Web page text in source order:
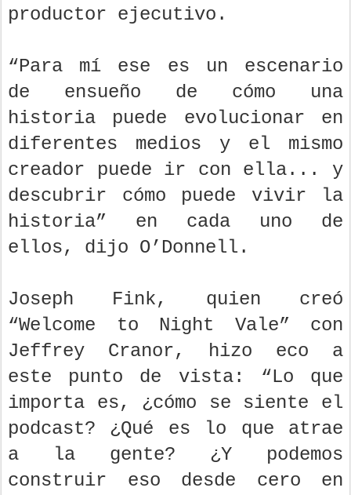
productor ejecutivo.
“Para mí ese es un escenario
de ensueño de cómo una
historia puede evolucionar en
diferentes medios y el mismo
creador puede ir con ella... y
descubrir cómo puede vivir la
historia” en cada uno de
ellos, dijo O’Donnell.
Joseph Fink, quien creó
“Welcome to Night Vale” con
Jeffrey Cranor, hizo eco a
este punto de vista: “Lo que
importa es, ¿cómo se siente el
podcast? ¿Qué es lo que atrae
a la gente? ¿Y podemos
construir eso desde cero en